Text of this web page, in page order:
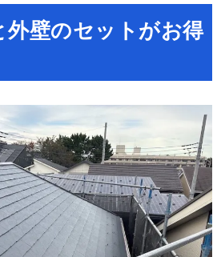
外壁のセットがお得